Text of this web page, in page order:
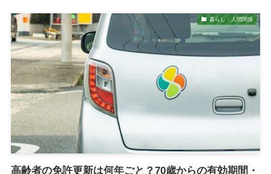
暮らし・人間関係
高齢者の免許更新は何年ごと？70歳からの有効期間・